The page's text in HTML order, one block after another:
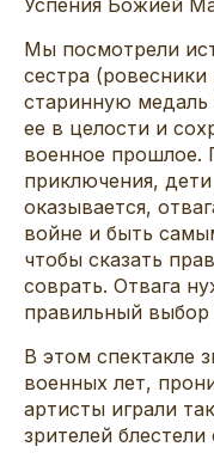
Мы посмотрели
сестра
старинную медаль
ее в целости и
военное прошлое.
приключения,
оказывается,
войне и быть
чтобы сказать
соврать. Отвага
правильный выбор
В этом спектакле
военных лет,
артисты играли
зрителей блестели